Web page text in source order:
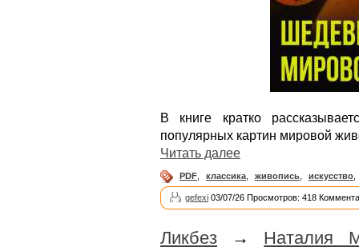
В книге кратко
популярных картин мировой
Читать далее
PDF классика живопись искусство
gefexi 03/07/26 Просмотров: 418
Ликбез → Наталия